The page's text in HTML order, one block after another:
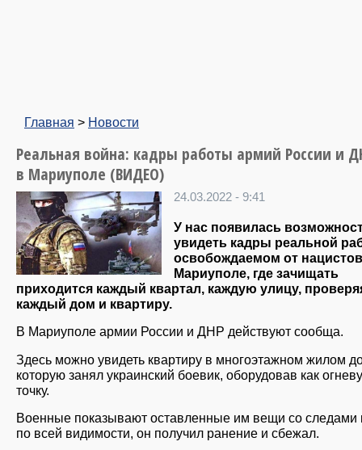
Главная > Новости
Реальная война: кадры работы армий России и
в Мариуполе (ВИДЕО)
24.03.2022 - 9:41
У нас появилась
увидеть кадры реальной
освобождаемом от нацистов
Мариуполе, где зачищать
приходится каждый квартал, каждую улицу,
каждый дом и квартиру.
В Мариуполе армии России и ДНР действуют сообща.
Здесь можно увидеть квартиру в многоэтажном жилом
которую занял украинский боевик, оборудовав как
точку.
Военные показывают оставленные им вещи со следами
по всей видимости, он получил ранение и сбежал.